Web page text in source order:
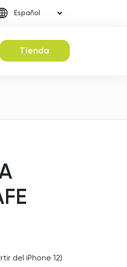
Tienda
del iPhone 12)